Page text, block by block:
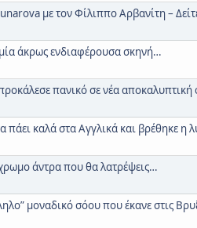
με τον Φίλιππο Αρβανίτη –
άκρως ενδιαφέρουσα σκηνή…
πανικό σε νέα
πάει καλά στα Αγγλικά και βρέθηκε η
άντρα που θα λατρέψεις…
μοναδικό σόου που έκανε στις